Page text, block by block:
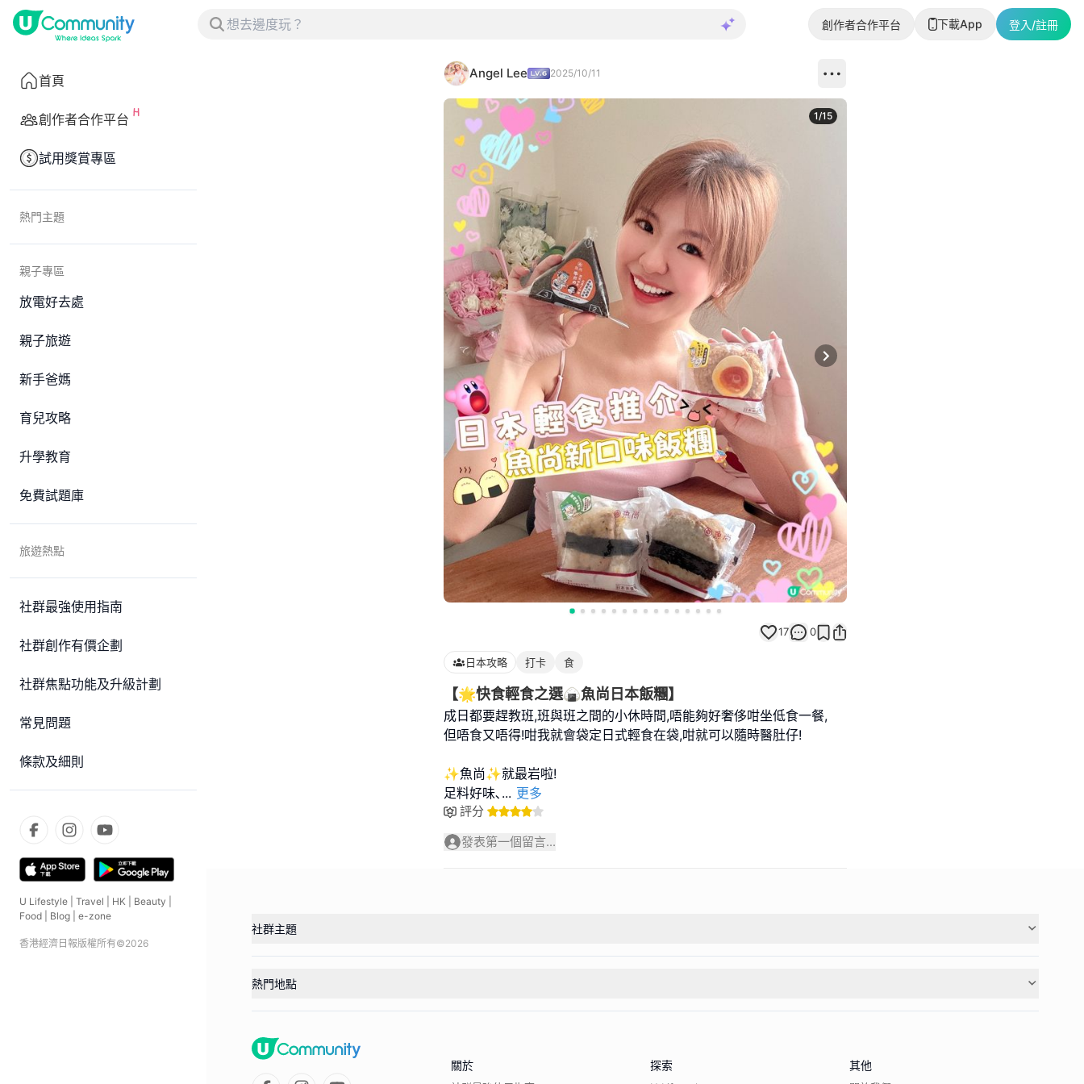
創作者合作平台 下載App 登入/註冊
首頁
創作者合作平台
試用獎賞專區
熱門主題
親子專區
放電好去處
親子旅遊
新手爸媽
育兒攻略
升學教育
免費試題庫
旅遊熱點
社群最強使用指南
社群創作有價企劃
社群焦點功能及升級計劃
常見問題
條款及細則
U Lifestyle Travel HK Beauty
Food
Blog e-zone
香港經濟日報版權所有©2026
Angel Lee 2025/10/11
Next slide
1/15
17 0
日本攻略 打卡 食
【🌟快食輕食之選🍙魚尚日本飯糰】
成日都要趕教班,班與班之間的小休時間,唔能夠好奢侈咁坐低食一餐,
但唔食又唔得!咁我就會袋定日式輕食在袋,咁就可以隨時醫肚仔!
✨魚尚✨就最岩啦!
足料好味､ ... 更多
評分
發表第一個留言...
社群主題
熱門地點
關於 探索 其他